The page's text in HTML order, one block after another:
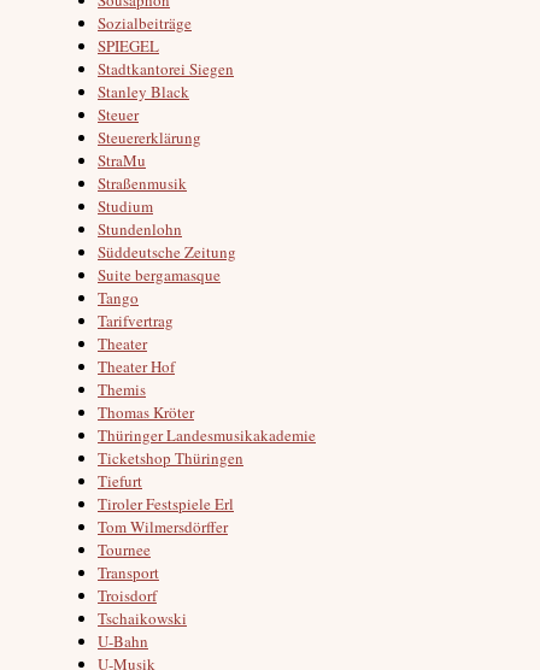
Sozialbeiträge
SPIEGEL
Stadtkantorei Siegen
Stanley Black
Steuer
Steuererklärung
StraMu
Straßenmusik
Studium
Stundenlohn
Süddeutsche Zeitung
Suite bergamasque
Tango
Tarifvertrag
Theater
Theater Hof
Themis
Thomas Kröter
Thüringer Landesmusikakademie
Ticketshop Thüringen
Tiefurt
Tiroler Festspiele Erl
Tom Wilmersdörffer
Tournee
Transport
Troisdorf
Tschaikowski
U-Bahn
U-Musik